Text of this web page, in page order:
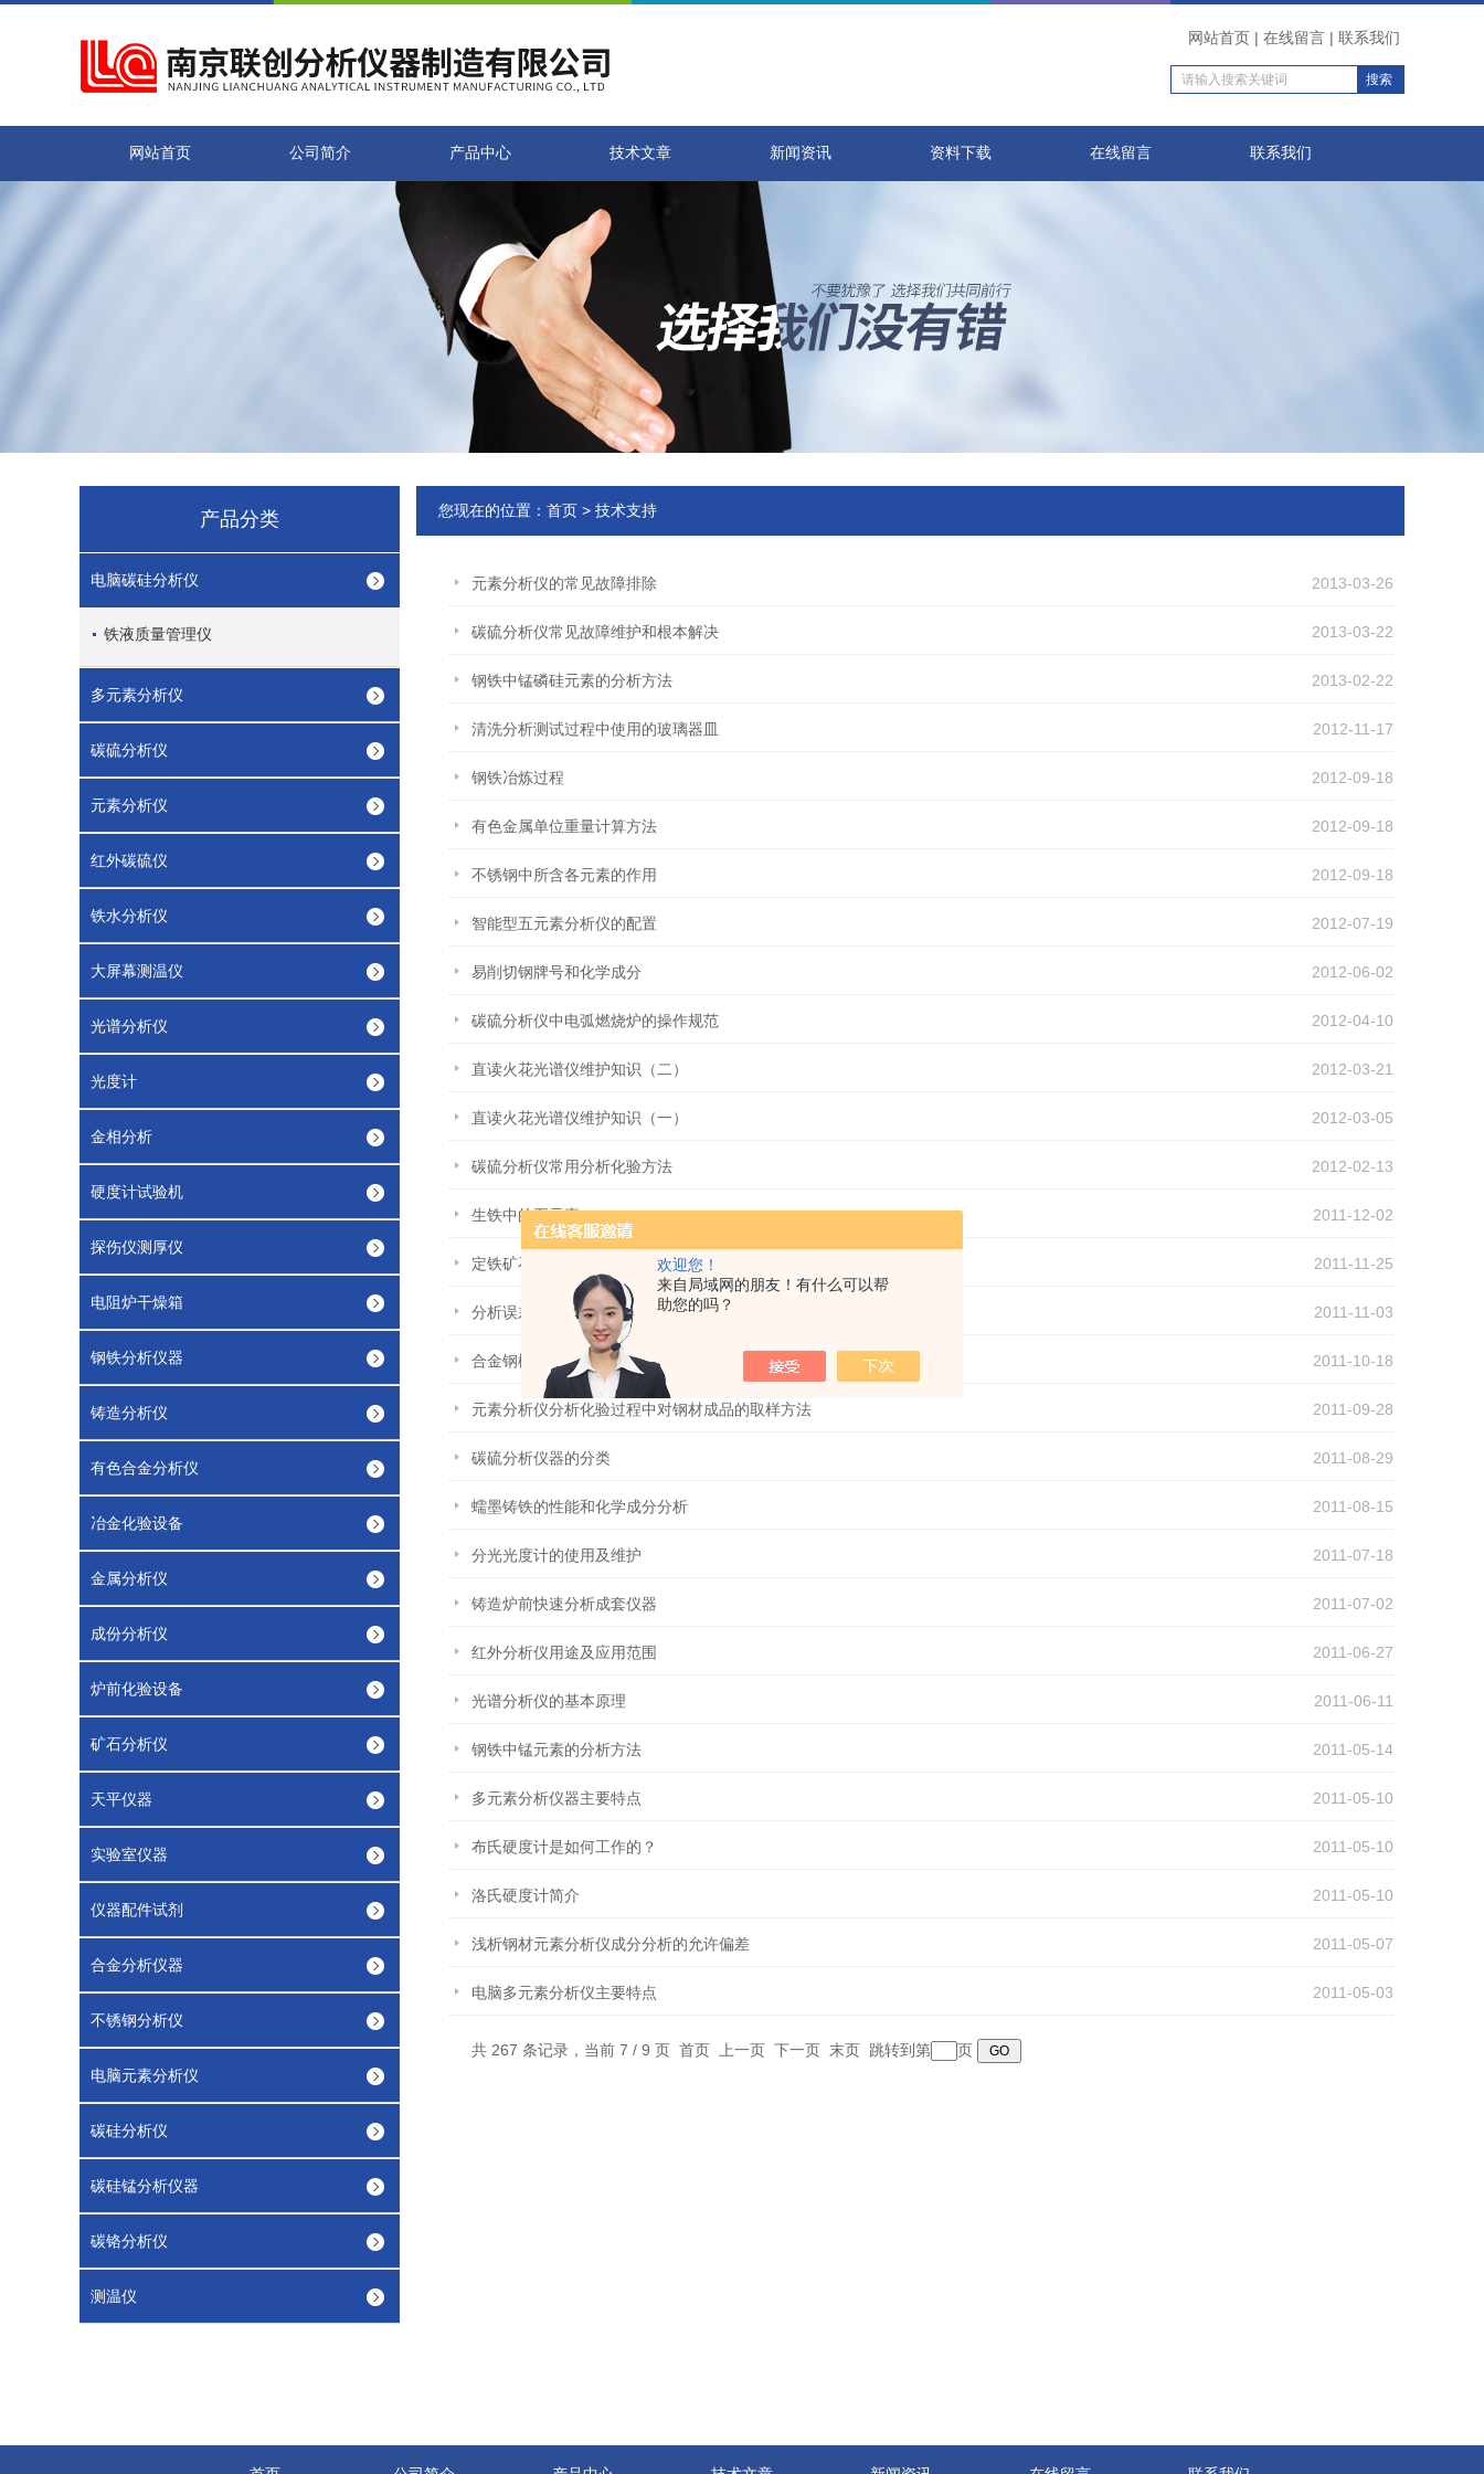
欢迎您！
来自局域网的朋友！有什么可以帮
助您的吗？
网站首页 | 在线留言 | 联系我们
网站首页 公司简介 产品中心 技术文章 新闻资讯 资料下载 在线留言 联系我们
产品分类
电脑碳硅分析仪
铁液质量管理仪
多元素分析仪
碳硫分析仪
元素分析仪
红外碳硫仪
铁水分析仪
大屏幕测温仪
光谱分析仪
光度计
金相分析
硬度计试验机
探伤仪测厚仪
电阻炉干燥箱
钢铁分析仪器
铸造分析仪
有色合金分析仪
冶金化验设备
金属分析仪
成份分析仪
炉前化验设备
矿石分析仪
天平仪器
实验室仪器
仪器配件试剂
合金分析仪器
不锈钢分析仪
电脑元素分析仪
碳硅分析仪
碳硅锰分析仪器
碳铬分析仪
测温仪
您现在的位置： 首页 > 技术支持
元素分析仪的常见故障排除 2013-03-26
碳硫分析仪常见故障维护和根本解决 2013-03-22
钢铁中锰磷硅元素的分析方法 2013-02-22
清洗分析测试过程中使用的玻璃器皿 2012-11-17
钢铁冶炼过程 2012-09-18
有色金属单位重量计算方法 2012-09-18
不锈钢中所含各元素的作用 2012-09-18
智能型五元素分析仪的配置 2012-07-19
易削切钢牌号和化学成分 2012-06-02
碳硫分析仪中电弧燃烧炉的操作规范 2012-04-10
直读火花光谱仪维护知识（二） 2012-03-21
直读火花光谱仪维护知识（一） 2012-03-05
碳硫分析仪常用分析化验方法 2012-02-13
生铁中的五元素 2011-12-02
定铁矿石品位的因素和化学成分分析 2011-11-25
分析误差的基本概念和提高分析准确度的方法 2011-11-03
合金钢概述及合金钢分析仪 2011-10-18
元素分析仪分析化验过程中对钢材成品的取样方法 2011-09-28
碳硫分析仪器的分类 2011-08-29
蠕墨铸铁的性能和化学成分分析 2011-08-15
分光光度计的使用及维护 2011-07-18
铸造炉前快速分析成套仪器 2011-07-02
红外分析仪用途及应用范围 2011-06-27
光谱分析仪的基本原理 2011-06-11
钢铁中锰元素的分析方法 2011-05-14
多元素分析仪器主要特点 2011-05-10
布氏硬度计是如何工作的？ 2011-05-10
洛氏硬度计简介 2011-05-10
浅析钢材元素分析仪成分分析的允许偏差 2011-05-07
电脑多元素分析仪主要特点 2011-05-03
共 267 条记录，当前 7 / 9 页 首页 上一页 下一页 末页 跳转到第 页